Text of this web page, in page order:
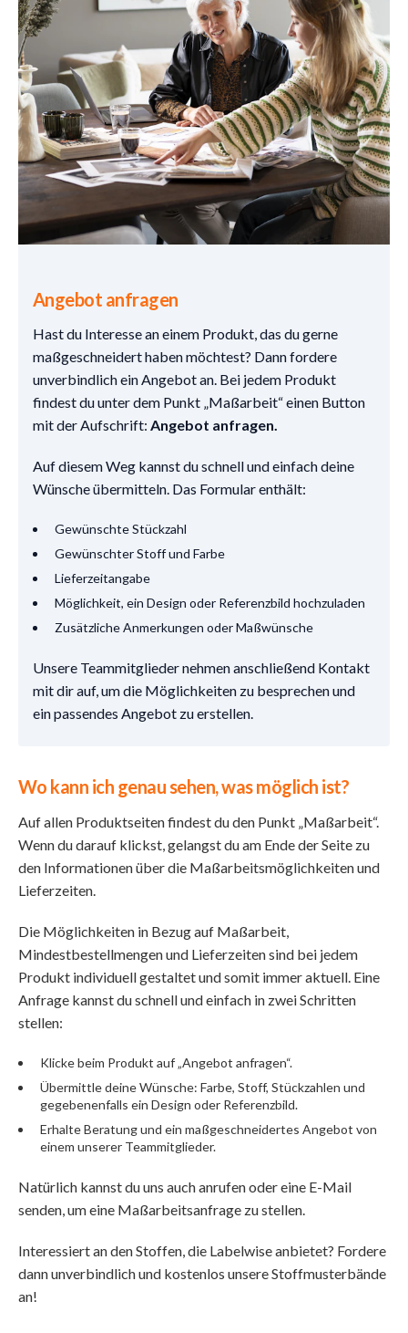
Angebot anfragen
Hast du Interesse an einem Produkt, das du gerne
maßgeschneidert haben möchtest? Dann fordere
unverbindlich ein Angebot an. Bei jedem Produkt
findest du unter dem Punkt „Maßarbeit“ einen Button
mit der Aufschrift: Angebot anfragen.
Auf diesem Weg kannst du schnell und einfach deine
Wünsche übermitteln. Das Formular enthält:
Gewünschte Stückzahl
Gewünschter Stoff und Farbe
Lieferzeitangabe
Möglichkeit, ein Design oder Referenzbild hochzuladen
Zusätzliche Anmerkungen oder Maßwünsche
Unsere Teammitglieder nehmen anschließend Kontakt
mit dir auf, um die Möglichkeiten zu besprechen und
ein passendes Angebot zu erstellen.
Wo kann ich genau sehen, was möglich ist?
Auf allen Produktseiten findest du den Punkt „Maßarbeit“.
Wenn du darauf klickst, gelangst du am Ende der Seite zu
den Informationen über die Maßarbeitsmöglichkeiten und
Lieferzeiten.
Die Möglichkeiten in Bezug auf Maßarbeit,
Mindestbestellmengen und Lieferzeiten sind bei jedem
Produkt individuell gestaltet und somit immer aktuell. Eine
Anfrage kannst du schnell und einfach in zwei Schritten
stellen:
Klicke beim Produkt auf „Angebot anfragen“.
Übermittle deine Wünsche: Farbe, Stoff, Stückzahlen und
gegebenenfalls ein Design oder Referenzbild.
Erhalte Beratung und ein maßgeschneidertes Angebot von
einem unserer Teammitglieder.
Natürlich kannst du uns auch anrufen oder eine E-Mail
senden, um eine Maßarbeitsanfrage zu stellen.
Interessiert an den Stoffen, die Labelwise anbietet? Fordere
dann unverbindlich und kostenlos unsere Stoffmusterbände
an!